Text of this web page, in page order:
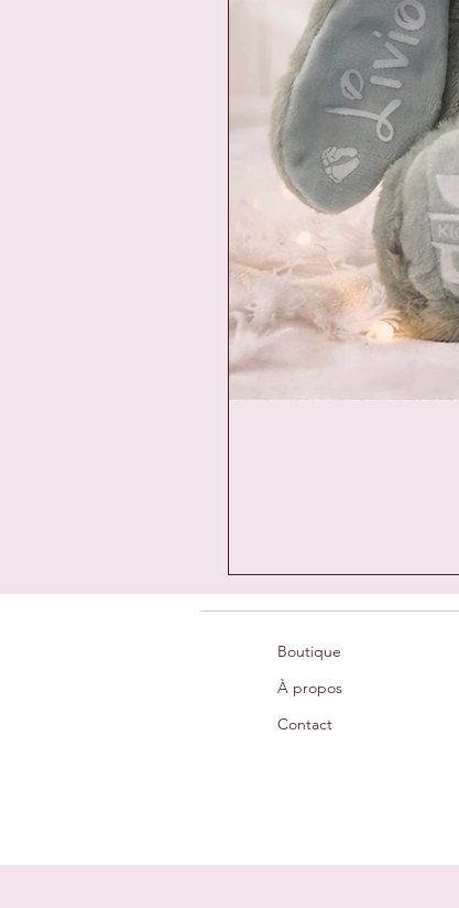
Boutique
À propos
Contact